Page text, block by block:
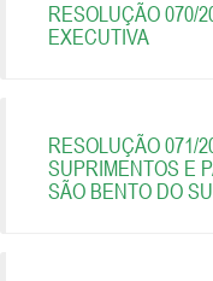
RESOLUÇÃO 070/
EXECUTIVA
RESOLUÇÃO 071/
SUPRIMENTOS E
SÃO BENTO DO